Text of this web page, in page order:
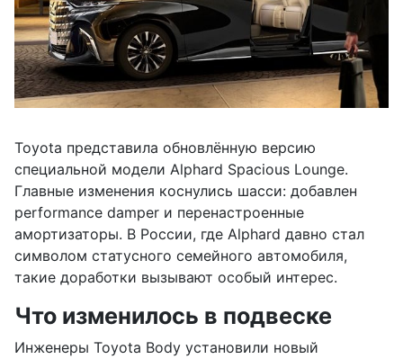
Toyota представила обновлённую версию
специальной модели Alphard Spacious Lounge.
Главные изменения коснулись шасси: добавлен
performance damper и перенастроенные
амортизаторы. В России, где Alphard давно стал
символом статусного семейного автомобиля,
такие доработки вызывают особый интерес.
Что изменилось в подвеске
Инженеры Toyota Body установили новый